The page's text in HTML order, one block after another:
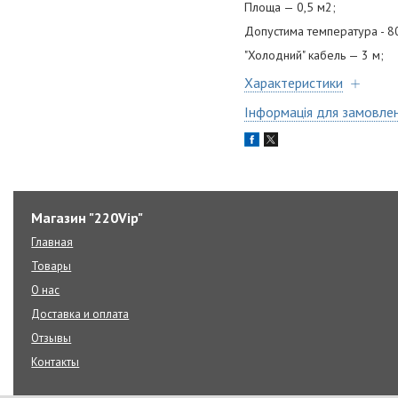
Площа — 0,5 м2;
Допустима температура -
"Холодний" кабель — 3 м;
Характеристики
Інформація для
Магазин "220Vip"
Главная
Товары
О нас
Доставка и оплата
Отзывы
Контакты